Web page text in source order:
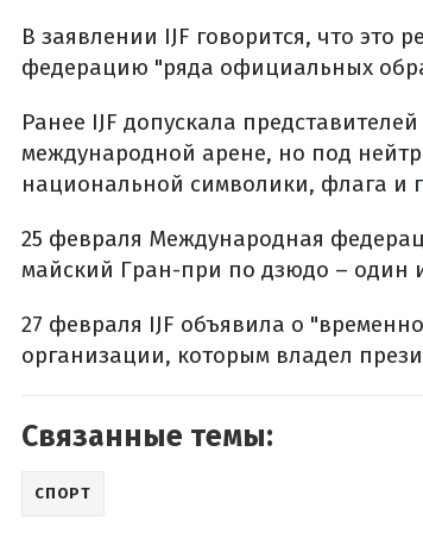
В заявлении IJF говорится, что это
федерацию "ряда официальных
Ранее IJF допускала
международной арене, но под
национальной символики, флага и
25 февраля Международная
майский Гран-при по дзюдо – один
27 февраля IJF объявила о
организации, которым владел
Связанные темы:
СПОРТ